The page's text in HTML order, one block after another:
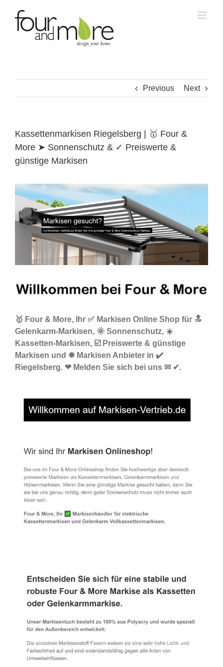
content
Previous Next
Kassettenmarkisen Riegelsberg | 🥇 Four &
More ➤ Sonnenschutz & ✓ Preiswerte &
günstige Markisen
🥇 Four & More, Ihr ✅ Markisen Online Shop für 🔝
Gelenkarm-Markisen, 🌞 Sonnenschutz, ☀️
Kassetten-Markisen, ☑️ Preiswerte & günstige
Markisen und ✹ Markisen Anbieter in ✔️
Riegelsberg. ❤ Melden Sie sich bei uns ✉ ✔.